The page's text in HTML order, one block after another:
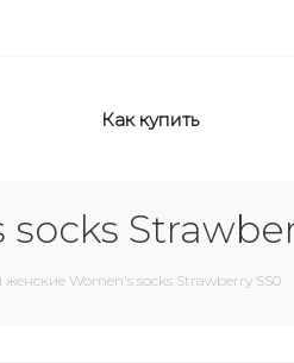
Как купить
женские Women's socks Strawberry SS0